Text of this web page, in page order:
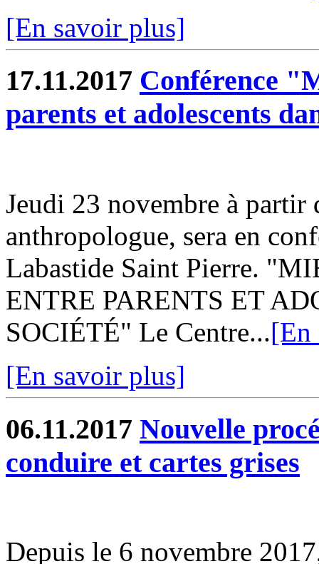
[En savoir plus]
17.11.2017 Conférence
parents et adolescents
Jeudi 23 novembre à partir
anthropologue, sera en
Labastide Saint Pierre.
ENTRE PARENTS ET
SOCIÉTÉ" Le Centre...[En
[En savoir plus]
06.11.2017 Nouvelle
conduire et cartes grises
Depuis le 6 novembre